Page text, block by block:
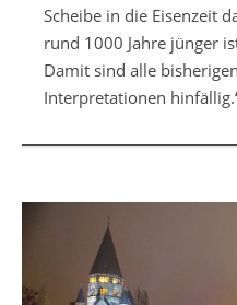
Scheibe in die Eisenzeit
rund 1000 Jahre jünger
Damit sind alle
Interpretationen